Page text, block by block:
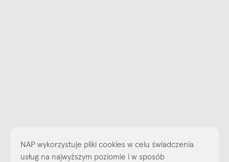
NAP wykorzystuje pliki cookies w celu świadczenia
usług na najwyższym poziomie i w sposób